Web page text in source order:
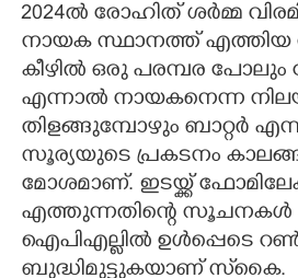
2024ല്‍ രോഹിത് ശര്‍മ്മ
നായക സ്ഥാനത്ത്
കീഴില്‍ ഒരു പരമ്പര പോലും
എന്നാല്‍ നായകനെന്ന
തിളങ്ങുമ്പോഴും ബാറ്റര്‍
സൂര്യയുടെ പ്രകടനം
മോശമാണ്. ഇടയ്ക്ക്
എത്തുന്നതിന്റെ സൂചനകള്‍
ഐപിഎല്ലില്‍ ഉള്‍പ്പെടെ
ബുദ്ധിമുട്ടുകയാണ് സ്‌കൈ.